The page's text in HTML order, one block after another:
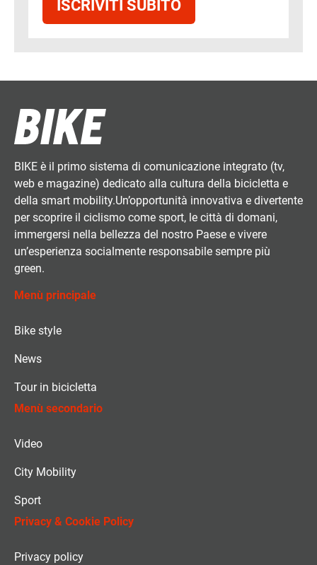
ISCRIVITI SUBITO
BIKE è il primo sistema di comunicazione integrato (tv,
web e magazine) dedicato alla cultura della bicicletta e
della smart mobility.Un’opportunità innovativa e divertente
per scoprire il ciclismo come sport, le città di domani,
immergersi nella bellezza del nostro Paese e vivere
un’esperienza socialmente responsabile sempre più
green.
Menù principale
Bike style
News
Tour in bicicletta
Menù secondario
Video
City Mobility
Sport
Privacy & Cookie Policy
Privacy policy